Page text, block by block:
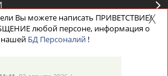
НАШИ КНОПКИ
Вы можете написать ПРИВЕТСТВИЕ/
любой персоне, информация о
нашей БД Персоналий!